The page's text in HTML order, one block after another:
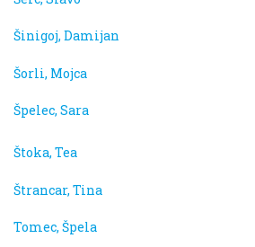
Šinigoj, Damijan
Šorli, Mojca
Špelec, Sara
Štoka, Tea
Štrancar, Tina
Tomec, Špela